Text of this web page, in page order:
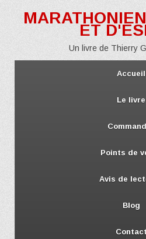
ET
Un livre de Thierry
Accueil
Le livre
Points de
Avis de
Blog
Contact